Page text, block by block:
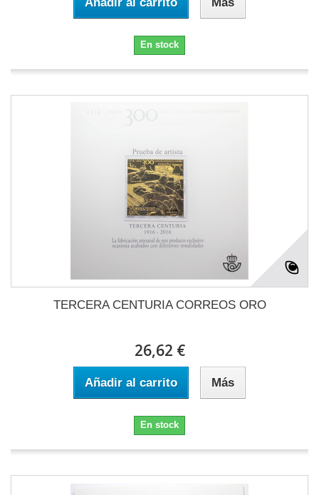
En stock
TERCERA CENTURIA CORREOS ORO
26,62 €
Añadir al carrito Más
En stock